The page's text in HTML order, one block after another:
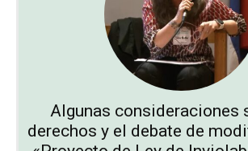
Algunas consideraciones
derechos y el debate de